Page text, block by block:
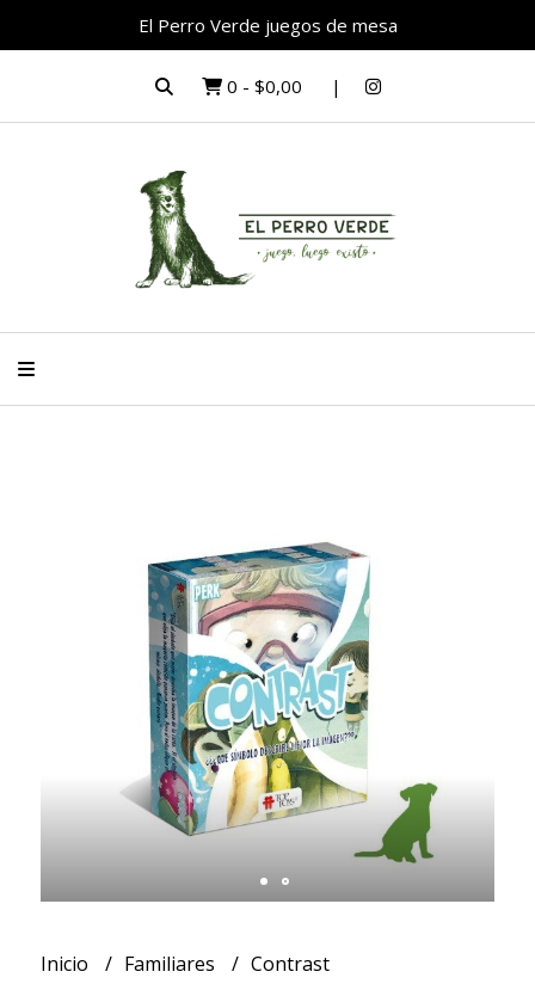
El Perro Verde juegos de mesa
0 - $0,00
Inicio Familiares Contrast